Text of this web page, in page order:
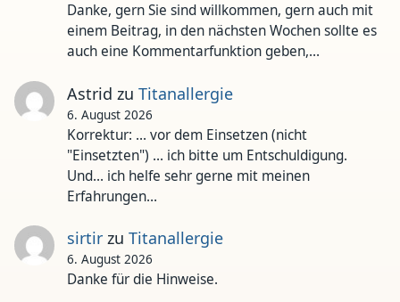
Danke, gern Sie sind willkommen, gern auch mit
einem Beitrag, in den nächsten Wochen sollte es
auch eine Kommentarfunktion geben,…
Astrid zu Titanallergie
6. August 2026
Korrektur: ... vor dem Einsetzen (nicht
"Einsetzten") ... ich bitte um Entschuldigung.
Und... ich helfe sehr gerne mit meinen
Erfahrungen…
sirtirzu Titanallergie
6. August 2026
Danke für die Hinweise.